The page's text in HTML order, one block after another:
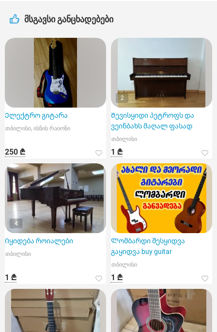
მსგავსი განცხადებები
Ელექტრო გიტარა
თბილისი, ისნის რაიონი
250 ₾
2
Შევისყიდი პეტროფს და
ვეინბახს მაღალ ფასად
თბილისი
1 ₾
4
Იყიდება როიალები
თბილისი
1 ₾
Ლომბარდი შესყიდვა
გაყიდვა buy guitar
თბილისი
1 ₾